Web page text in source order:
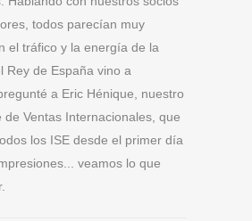
todos parecían muy
el tráfico y la energía de la
Rey de España vino a
a Eric Hénique, nuestro
de Ventas Internacionales, que
los ISE desde el primer día
veamos lo que